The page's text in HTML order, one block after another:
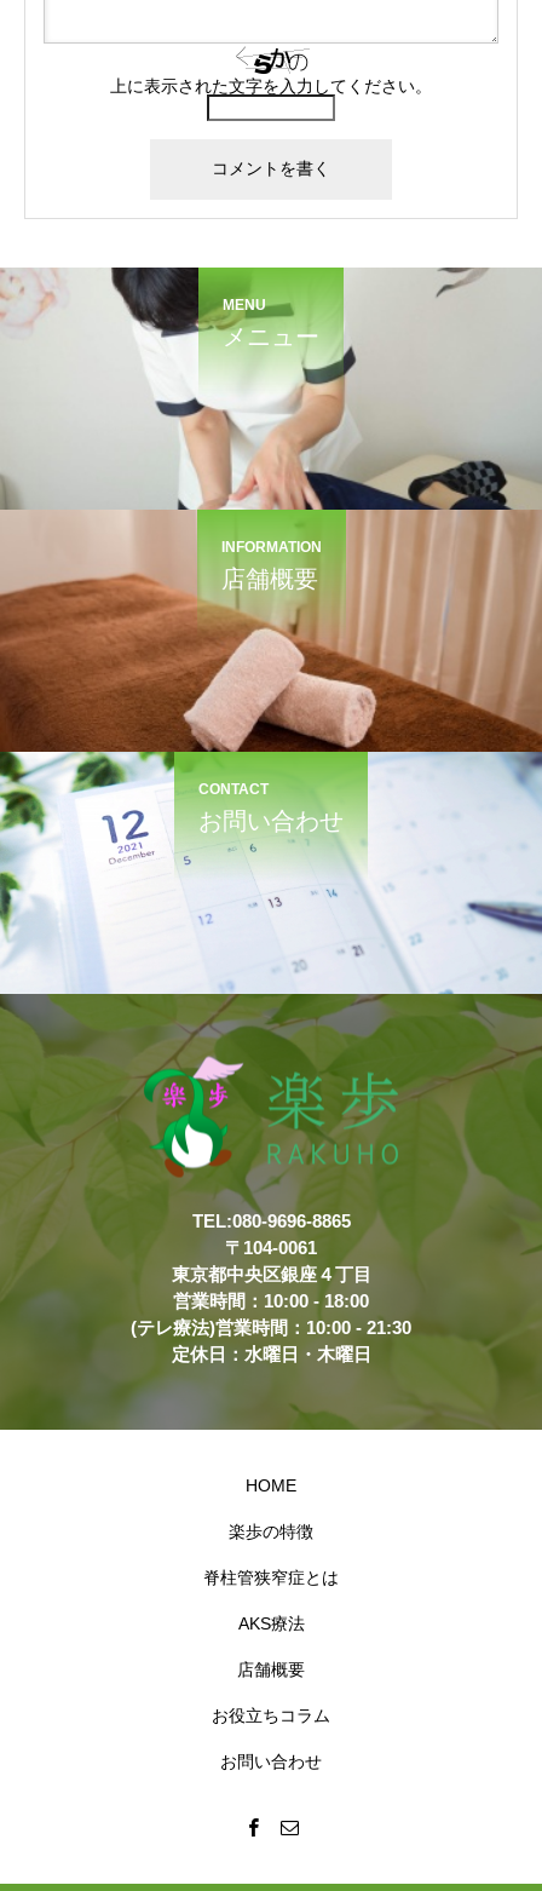
上に表示された文字を入力してください。
MENU
メニュー
INFORMATION
店舗概要
CONTACT
お問い合わせ
TEL:080-9696-8865
〒104-0061
東京都中央区銀座４丁目
営業時間：10:00 - 18:00
(テレ療法)営業時間：10:00 - 21:30
定休日：水曜日・木曜日
HOME
楽歩の特徴
脊柱管狭窄症とは
AKS療法
店舗概要
お役立ちコラム
お問い合わせ